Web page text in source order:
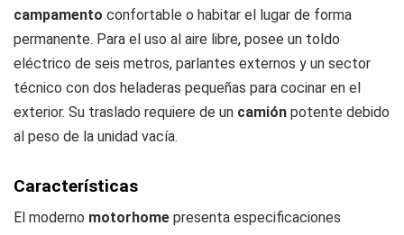
campamento confortable o habitar el lugar de forma
permanente. Para el uso al aire libre, posee un toldo
eléctrico de seis metros, parlantes externos y un sector
técnico con dos heladeras pequeñas para cocinar en el
exterior. Su traslado requiere de un camión potente debido
al peso de la unidad vacía.
Características
El moderno motorhome presenta especificaciones